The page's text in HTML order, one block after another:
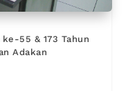
55 & 173 Tahun
Adakan